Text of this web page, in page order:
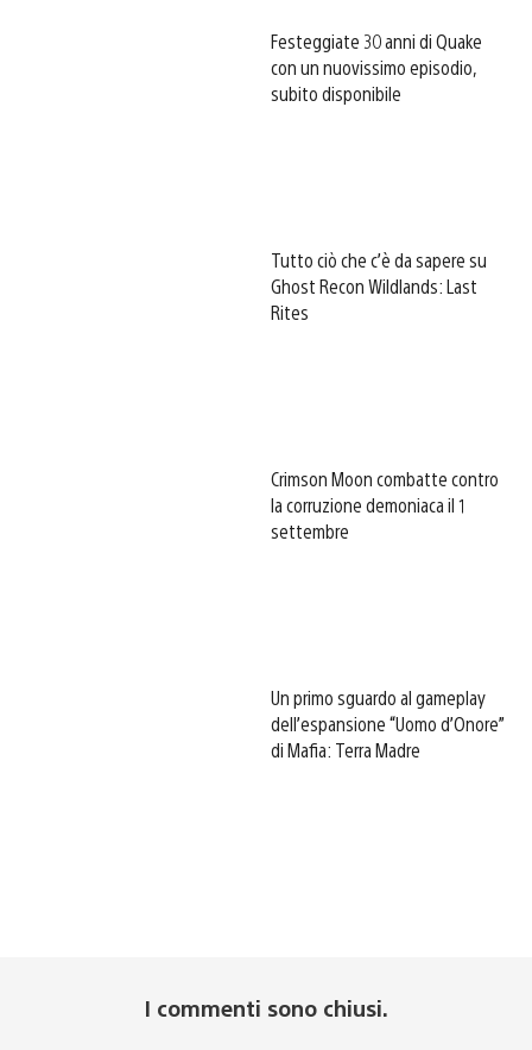
Festeggiate 30 anni di Quake
con un nuovissimo episodio,
subito disponibile
Tutto ciò che c’è da sapere su
Ghost Recon Wildlands: Last
Rites
Crimson Moon combatte contro
la corruzione demoniaca il 1
settembre
Un primo sguardo al gameplay
dell’espansione “Uomo d’Onore”
di Mafia: Terra Madre
I commenti sono chiusi.